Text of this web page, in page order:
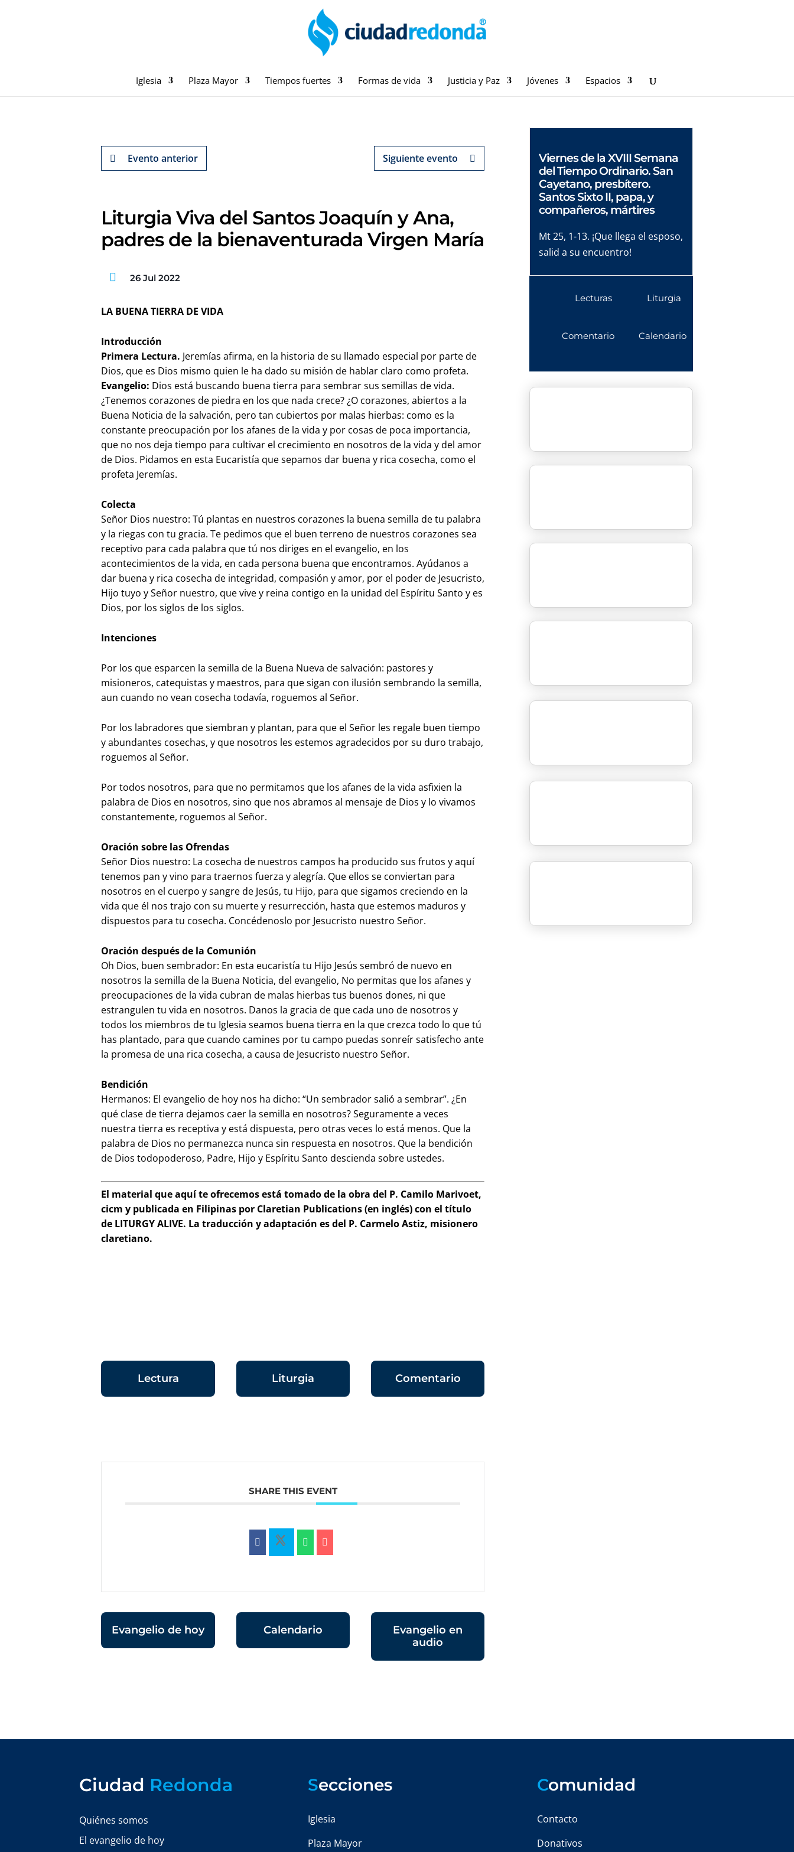
Iglesia Plaza Mayor Tiempos fuertes Formas de vida Justicia y Paz Jóvenes Espacios
Evento anterior Siguiente evento
Liturgia Viva del Santos Joaquín y Ana,
padres de la bienaventurada Virgen María
26 Jul 2022
LA BUENA TIERRA DE VIDA
Introducción
Primera Lectura. Jeremías afirma, en la historia de su llamado especial por parte de
Dios, que es Dios mismo quien le ha dado su misión de hablar claro como profeta.
Evangelio: Dios está buscando buena tierra para sembrar sus semillas de vida.
¿Tenemos corazones de piedra en los que nada crece? ¿O corazones, abiertos a la
Buena Noticia de la salvación, pero tan cubiertos por malas hierbas: como es la
constante preocupación por los afanes de la vida y por cosas de poca importancia,
que no nos deja tiempo para cultivar el crecimiento en nosotros de la vida y del amor
de Dios. Pidamos en esta Eucaristía que sepamos dar buena y rica cosecha, como el
profeta Jeremías.
Colecta
Señor Dios nuestro: Tú plantas en nuestros corazones la buena semilla de tu palabra
y la riegas con tu gracia. Te pedimos que el buen terreno de nuestros corazones sea
receptivo para cada palabra que tú nos diriges en el evangelio, en los
acontecimientos de la vida, en cada persona buena que encontramos. Ayúdanos a
dar buena y rica cosecha de integridad, compasión y amor, por el poder de Jesucristo,
Hijo tuyo y Señor nuestro, que vive y reina contigo en la unidad del Espíritu Santo y es
Dios, por los siglos de los siglos.
Intenciones
Por los que esparcen la semilla de la Buena Nueva de salvación: pastores y
misioneros, catequistas y maestros, para que sigan con ilusión sembrando la semilla,
aun cuando no vean cosecha todavía, roguemos al Señor.
Por los labradores que siembran y plantan, para que el Señor les regale buen tiempo
y abundantes cosechas, y que nosotros les estemos agradecidos por su duro trabajo,
roguemos al Señor.
Por todos nosotros, para que no permitamos que los afanes de la vida asfixien la
palabra de Dios en nosotros, sino que nos abramos al mensaje de Dios y lo vivamos
constantemente, roguemos al Señor.
Oración sobre las Ofrendas
Señor Dios nuestro: La cosecha de nuestros campos ha producido sus frutos y aquí
tenemos pan y vino para traernos fuerza y alegría. Que ellos se conviertan para
nosotros en el cuerpo y sangre de Jesús, tu Hijo, para que sigamos creciendo en la
vida que él nos trajo con su muerte y resurrección, hasta que estemos maduros y
dispuestos para tu cosecha. Concédenoslo por Jesucristo nuestro Señor.
Oración después de la Comunión
Oh Dios, buen sembrador: En esta eucaristía tu Hijo Jesús sembró de nuevo en
nosotros la semilla de la Buena Noticia, del evangelio, No permitas que los afanes y
preocupaciones de la vida cubran de malas hierbas tus buenos dones, ni que
estrangulen tu vida en nosotros. Danos la gracia de que cada uno de nosotros y
todos los miembros de tu Iglesia seamos buena tierra en la que crezca todo lo que tú
has plantado, para que cuando camines por tu campo puedas sonreír satisfecho ante
la promesa de una rica cosecha, a causa de Jesucristo nuestro Señor.
Bendición
Hermanos: El evangelio de hoy nos ha dicho: “Un sembrador salió a sembrar”. ¿En
qué clase de tierra dejamos caer la semilla en nosotros? Seguramente a veces
nuestra tierra es receptiva y está dispuesta, pero otras veces lo está menos. Que la
palabra de Dios no permanezca nunca sin respuesta en nosotros. Que la bendición
de Dios todopoderoso, Padre, Hijo y Espíritu Santo descienda sobre ustedes.
El material que aquí te ofrecemos está tomado de la obra del P. Camilo Marivoet,
cicm y publicada en Filipinas por Claretian Publications (en inglés) con el título
de LITURGY ALIVE. La traducción y adaptación es del P. Carmelo Astiz, misionero
claretiano.
Lectura Liturgia Comentario
SHARE THIS EVENT
Evangelio de hoy Calendario
Evangelio en
audio
Viernes de la XVIII Semana
del Tiempo Ordinario. San
Cayetano, presbítero.
Santos Sixto II, papa, y
compañeros, mártires
Mt 25, 1-13. ¡Que llega el esposo,
salid a su encuentro!
Lecturas
Comentario
Liturgia
Calendario
Ciudad Redonda
Quiénes somos
El evangelio de hoy
Secciones
Iglesia
Plaza Mayor
Comunidad
Contacto
Donativos